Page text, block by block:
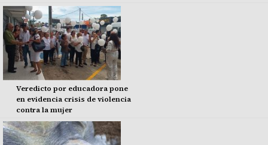
Veredicto por educadora pone
en evidencia crisis de violencia
contra la mujer